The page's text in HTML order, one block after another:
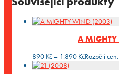
A
890 Kč – 1.890 KčRozpětí